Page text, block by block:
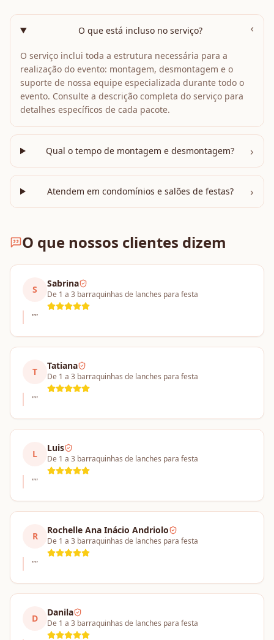
O que está incluso no serviço? ›
O serviço inclui toda a estrutura necessária para a
realização do evento: montagem, desmontagem e o
suporte de nossa equipe especializada durante todo o
evento. Consulte a descrição completa do serviço para
detalhes específicos de cada pacote.
Qual o tempo de montagem e desmontagem? ›
Atendem em condomínios e salões de festas? ›
O que nossos clientes dizem
S
Sabrina
De 1 a 3 barraquinhas de lanches para festa
""
T
Tatiana
De 1 a 3 barraquinhas de lanches para festa
""
L
Luis
De 1 a 3 barraquinhas de lanches para festa
""
R
Rochelle Ana Inácio Andriolo
De 1 a 3 barraquinhas de lanches para festa
""
D
Danila
De 1 a 3 barraquinhas de lanches para festa